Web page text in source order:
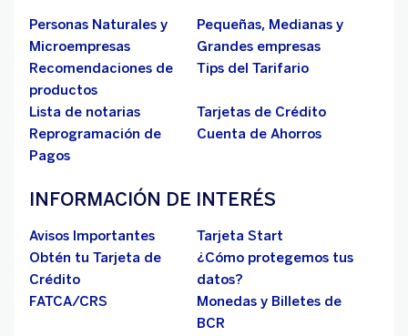
Personas Naturales y
Microempresas
Pequeñas, Medianas y
Grandes empresas
Recomendaciones de
productos
Tips del Tarifario
Lista de notarias
Tarjetas de Crédito
Reprogramación de
Pagos
Cuenta de Ahorros
INFORMACIÓN DE INTERÉS
Avisos Importantes
Tarjeta Start
Obtén tu Tarjeta de
Crédito
¿Cómo protegemos tus
datos?
FATCA/CRS
Monedas y Billetes de
BCR